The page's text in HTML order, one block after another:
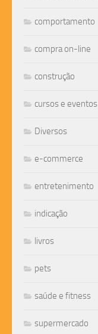
comportamento
compra on-line
construção
cursos e eventos
Diversos
e-commerce
entretenimento
indicação
livros
pets
saúde e fitness
supermercado